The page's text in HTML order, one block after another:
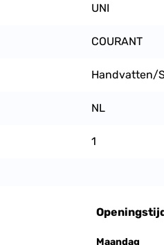
UNI
COURANT
Handvatten/
NL
1
Maandag